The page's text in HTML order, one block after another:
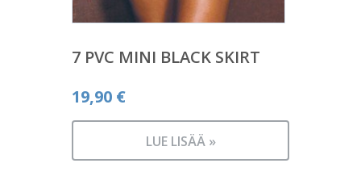
7 PVC MINI BLACK SKIRT
19,90 €
LUE LISÄÄ »